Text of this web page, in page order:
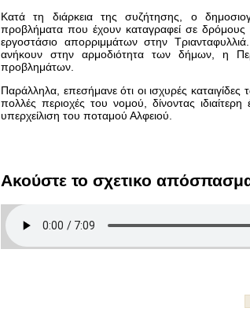
Κατά τη διάρκεια της συζήτησης, ο
προβλήματα που έχουν καταγραφεί σε
εργοστάσιο απορριμμάτων στην
ανήκουν στην αρμοδιότητα των δήμων, η
προβλημάτων.
Παράλληλα, επεσήμανε ότι οι ισχυρές
πολλές περιοχές του νομού, δίνοντας
υπερχείλιση του ποταμού Αλφειού.
Ακούστε το σχετικο